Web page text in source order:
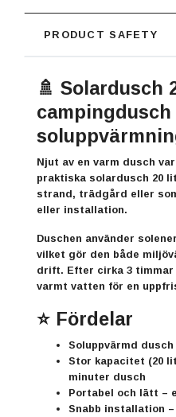
PRODUCT SAFETY
🚿 Solardusch
campingdusch
Njut av en varm dusch
praktiska solardusch 20
strand, trädgård eller
eller installation.
Duschen använder
vilket gör den både
drift. Efter cirka 3 timmar
varmt vatten för en
⭐ Fördelar
Soluppvärmd dusch
Stor kapacitet (20
minuter dusch
Portabel och lätt –
Snabb installation